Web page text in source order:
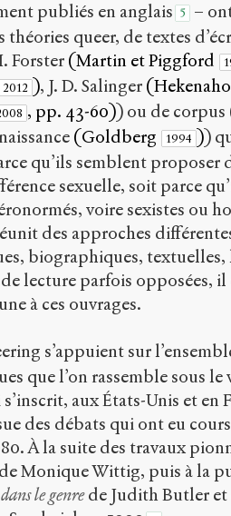
publiés en anglais 5 –
queer, de textes
Forster (Martin et Piggford
2012 ), J. D. Salinger (Hekenaho
, pp. 43-60)) ou de
(Goldberg 1994 ))
qu’ils semblent proposer
sexuelle, soit parce
voire sexistes ou
des approches
biographiques,
lecture parfois opposées, il
à ces ouvrages.
s’appuient sur
que l’on rassemble sous le
aux États-Unis et en
des débats qui ont eu
À la suite des travaux
Monique Wittig, puis à la
le genrede Judith Butler et